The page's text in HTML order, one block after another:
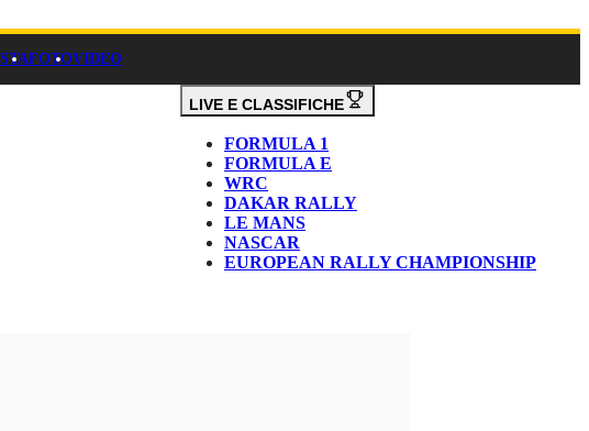
FOTOVIDEO
LIVE E CLASSIFICHE
FORMULA 1
FORMULA E
WRC
DAKAR RALLY
LE MANS
NASCAR
EUROPEAN RALLY CHAMPIONSHIP